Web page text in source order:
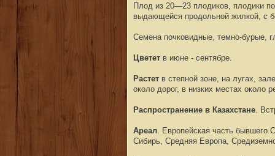
Плод из 20—23 плодиков, плодики
выдающейся продольной жилкой, с
Семена почковидные, темно-бурые,
Цветет в июне - сентябре.
Растет в степной зоне, на лугах,
около дорог, в низких местах около
Распространение в Казахстане.
Ареал. Европейская часть бывшего
Сибирь, Средняя Европа,